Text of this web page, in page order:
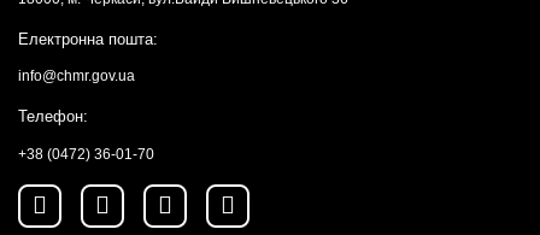
Електронна пошта:
info@chmr.gov.ua
Телефон:
+38 (0472) 36-01-70